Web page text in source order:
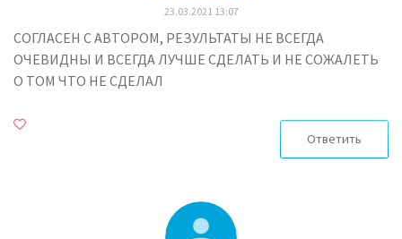
23.03.2021 13:07
СОГЛАСЕН С АВТОРОМ, РЕЗУЛЬТАТЫ НЕ ВСЕГДА
ОЧЕВИДНЫ И ВСЕГДА ЛУЧШЕ СДЕЛАТЬ И НЕ СОЖАЛЕТЬ
О ТОМ ЧТО НЕ СДЕЛАЛ
Ответить